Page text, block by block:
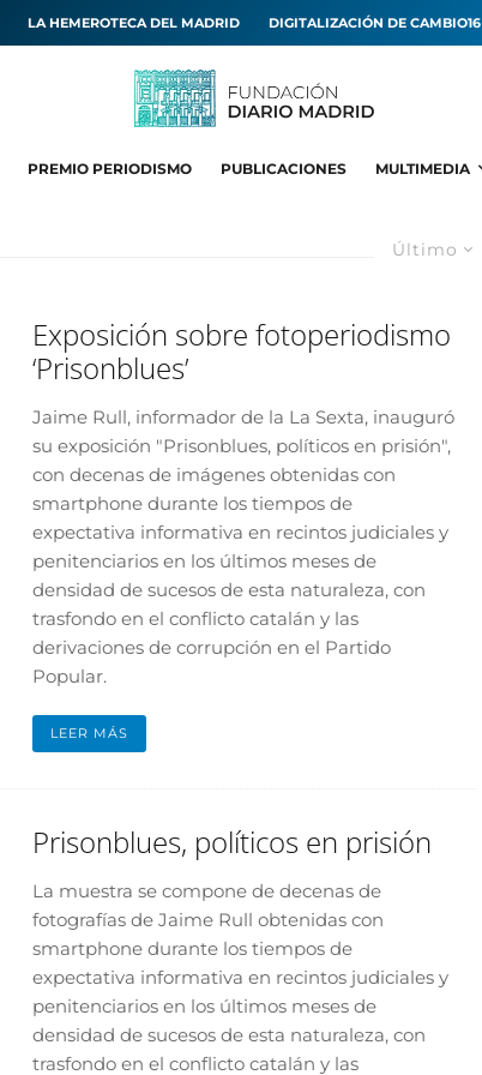
LA HEMEROTECA DEL MADRID DIGITALIZACIÓN DE CAMBIO16
PREMIO PERIODISMO PUBLICACIONES MULTIMEDIA
Último
Exposición sobre fotoperiodismo
‘Prisonblues’
Jaime Rull, informador de la La Sexta, inauguró
su exposición "Prisonblues, políticos en prisión",
con decenas de imágenes obtenidas con
smartphone durante los tiempos de
expectativa informativa en recintos judiciales y
penitenciarios en los últimos meses de
densidad de sucesos de esta naturaleza, con
trasfondo en el conflicto catalán y las
derivaciones de corrupción en el Partido
Popular.
LEER MÁS
Prisonblues, políticos en prisión
La muestra se compone de decenas de
fotografías de Jaime Rull obtenidas con
smartphone durante los tiempos de
expectativa informativa en recintos judiciales y
penitenciarios en los últimos meses de
densidad de sucesos de esta naturaleza, con
trasfondo en el conflicto catalán y las